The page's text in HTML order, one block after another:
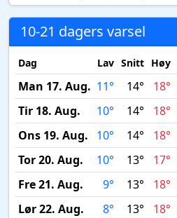
10-21 dagers varsel
Dag Lav Snitt Høy
Man 17. Aug. 11° 14° 18°
Tir 18. Aug.
10° 14° 18°
Ons 19. Aug.
10° 14° 18°
Tor 20. Aug.
10° 13° 17°
Fre 21. Aug.
9° 13° 18°
Lør 22. Aug.
8° 13° 18°